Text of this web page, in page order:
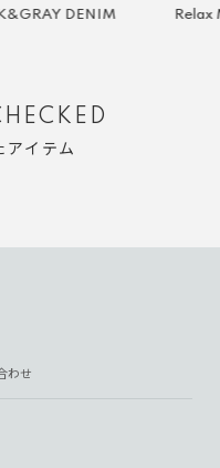
DENIM Relax
アイテム
わせ